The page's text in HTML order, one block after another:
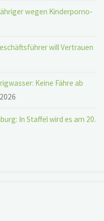
wegen Kinderporno-
will Vertrauen
Keine Fähre ab
In Staffel wird es am 20.